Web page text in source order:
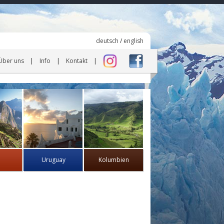
Kontakt
Info
uns
deutsch / english
Uruguay Kolumbien